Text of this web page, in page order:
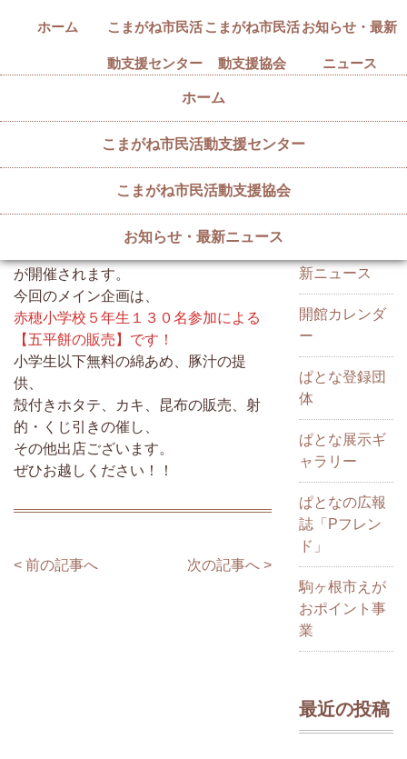
ホーム こまがね市民活
動支援センター
こまがね市民活
動支援協会
お知らせ・最新
ニュース
ホーム
こまがね市民活動支援センター
こまがね市民活動支援協会
お知らせ・最新ニュース
1/21(日)すくすく縁日、開催！
店街（ぱとな周辺）にて、
が開催されます。
今回のメイン企画は、
赤穂小学校５年生１３０名参加による
【五平餅の販売】です！
小学生以下無料の綿あめ、豚汁の提
供、
殻付きホタテ、カキ、昆布の販売、射
的・くじ引きの催し、
その他出店ございます。
ぜひお越しください！！
< 前の記事へ 次の記事へ >
新ニュース
開館カレンダ
ー
ぱとな登録団
体
ぱとな展示ギ
ャラリー
ぱとなの広報
誌「Pフレン
ド」
駒ヶ根市えが
おポイント事
業
最近の投稿